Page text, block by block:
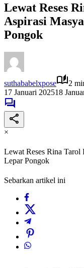
Lewat Reses
Aspirasi
Pongok
suthababelxpose
2
17 Januari 202518
×
Lewat Reses Rina Tarol
Lepar Pongok
Sebarkan artikel ini